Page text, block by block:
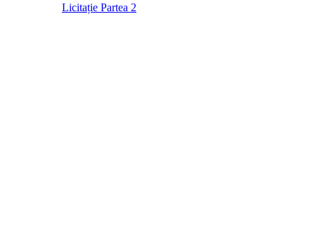
Licitație Partea 2